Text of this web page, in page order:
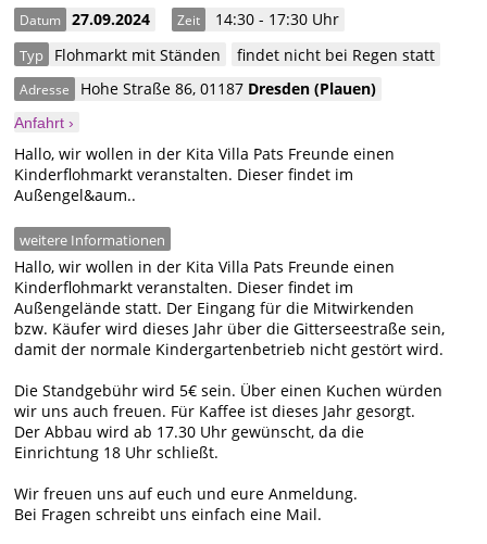
Datum 27.09.2024 Zeit 14:30 - 17:30 Uhr
Typ Flohmarkt mit Ständen findet nicht bei Regen statt
Adresse Hohe Straße 86,01187 Dresden(Plauen)
Anfahrt ›
Hallo, wir wollen in der Kita Villa Pats Freunde einen
Kinderflohmarkt veranstalten. Dieser findet im
Außengel&aum..
weitere Informationen
Hallo, wir wollen in der Kita Villa Pats Freunde einen
Kinderflohmarkt veranstalten. Dieser findet im
Außengelände statt. Der Eingang für die Mitwirkenden
bzw. Käufer wird dieses Jahr über die Gitterseestraße sein,
damit der normale Kindergartenbetrieb nicht gestört wird.
Die Standgebühr wird 5€ sein. Über einen Kuchen würden
wir uns auch freuen. Für Kaffee ist dieses Jahr gesorgt.
Der Abbau wird ab 17.30 Uhr gewünscht, da die
Einrichtung 18 Uhr schließt.
Wir freuen uns auf euch und eure Anmeldung.
Bei Fragen schreibt uns einfach eine Mail.